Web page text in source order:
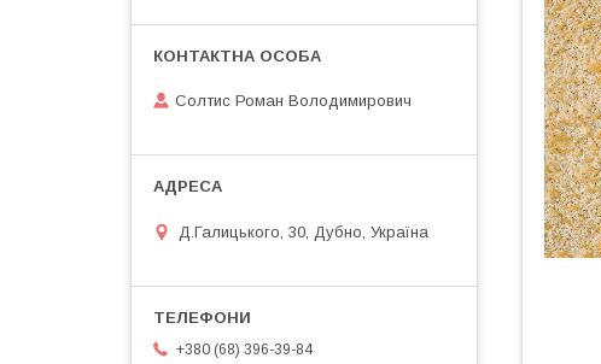
Солтис Роман Володимирович
Д.Галицького, 30, Дубно, Україна
+380 (68) 396-39-84